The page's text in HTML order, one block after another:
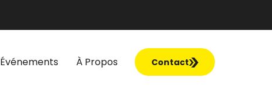
Événements À Propos Contact